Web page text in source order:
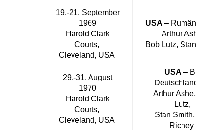
19.-21. September
1969
Harold Clark
Courts,
Cleveland, USA
USA – Rumänien
Arthur Ashe,
Bob Lutz, Stan
29.-31. August
1970
Harold Clark
Courts,
Cleveland, USA
USA – BR
Deutschland 5:0
Arthur Ashe, Bob
Lutz,
Stan Smith, Cliff
Richey